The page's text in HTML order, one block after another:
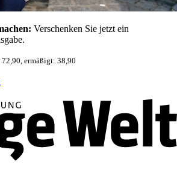
Verschenken Sie jetzt ein
ermäßigt: 38,90